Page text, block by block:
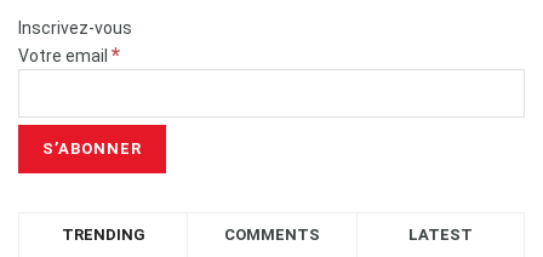
Inscrivez-vous
Votre email *
TRENDING COMMENTS LATEST